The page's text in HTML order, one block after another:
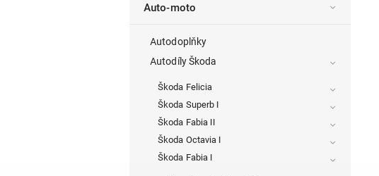
Auto-moto
Autodoplňky
Autodíly Škoda
Škoda Felicia
Škoda Superb I
Škoda Fabia II
Škoda Octavia I
Škoda Fabia I